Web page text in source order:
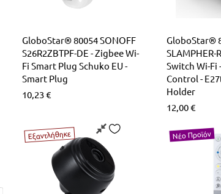
GloboStar® 80054 SONOFF
S26R2ZBTPF-DE - Zigbee Wi-
Fi Smart Plug Schuko EU -
Smart Plug
10,23€
GloboStar®
SLAMPHER-
Switch Wi-Fi
Control -
Holder
12,00€
Εξαντλήθηκε Νέο Προϊόν